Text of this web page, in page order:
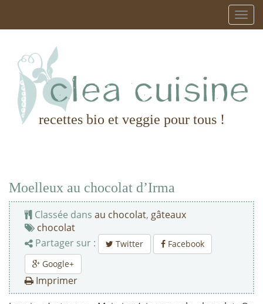
recettes bio et veggie pour tous !
Moelleux au chocolat d’Irma
Classée dans au chocolat, gâteaux
chocolat
Partager sur :
Twitter
Facebook
Google+
Imprimer